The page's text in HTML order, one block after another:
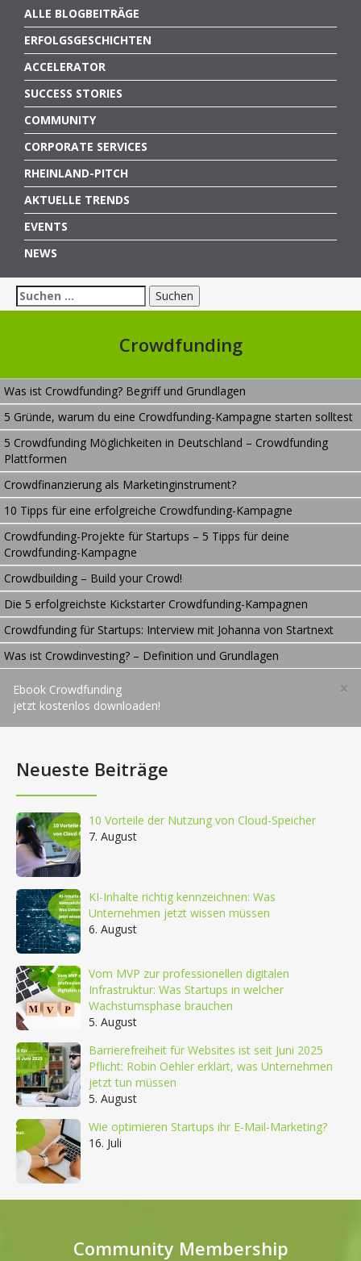
ALLE BLOGBEITRÄGE
ERFOLGSGESCHICHTEN
ACCELERATOR
SUCCESS STORIES
COMMUNITY
CORPORATE SERVICES
RHEINLAND-PITCH
AKTUELLE TRENDS
EVENTS
NEWS
Suchen
nach:
Crowdfunding
Was ist Crowdfunding? Begriff und Grundlagen
5 Gründe, warum du eine Crowdfunding-Kampagne starten solltest
5 Crowdfunding Möglichkeiten in Deutschland – Crowdfunding
Plattformen
Crowdfinanzierung als Marketinginstrument?
10 Tipps für eine erfolgreiche Crowdfunding-Kampagne
Crowdfunding-Projekte für Startups – 5 Tipps für deine
Crowdfunding-Kampagne
Crowdbuilding – Build your Crowd!
Die 5 erfolgreichste Kickstarter Crowdfunding-Kampagnen
Crowdfunding für Startups: Interview mit Johanna von Startnext
Was ist Crowdinvesting? – Definition und Grundlagen
×
Ebook Crowdfunding
jetzt kostenlos downloaden!
Neueste Beiträge
10 Vorteile der Nutzung von Cloud-Speicher
7. August
KI-Inhalte richtig kennzeichnen: Was
Unternehmen jetzt wissen müssen
6. August
Vom MVP zur professionellen digitalen
Infrastruktur: Was Startups in welcher
Wachstumsphase brauchen
5. August
Barrierefreiheit für Websites ist seit Juni 2025
Pflicht: Robin Oehler erklärt, was Unternehmen
jetzt tun müssen
5. August
Wie optimieren Startups ihr E-Mail-Marketing?
16. Juli
Community Membership